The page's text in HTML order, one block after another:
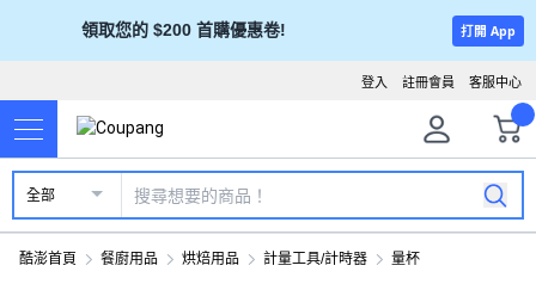
領取您的 $200 首購優惠卷! 打開 App
客服中心
註冊會員
登入
全部
酷澎首頁 餐廚用品 烘焙用品 計量工具/計時器 量杯